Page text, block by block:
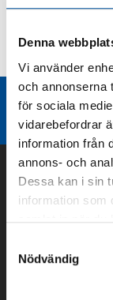
Denna
Vi använder
och annonserna
för sociala
vidarebefordrar
information från
annons- och
Dessa kan i sin
information som
samlat in när du
Nödvändig
Teknisk
Liknande